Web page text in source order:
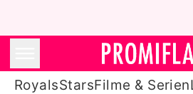
RoyalsStarsFilme & Serien